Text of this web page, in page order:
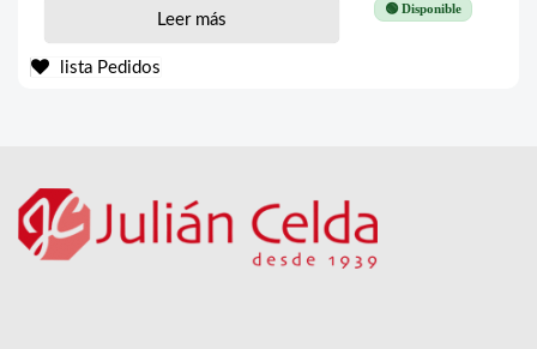
🟢 Disponible
Leer más
lista Pedidos